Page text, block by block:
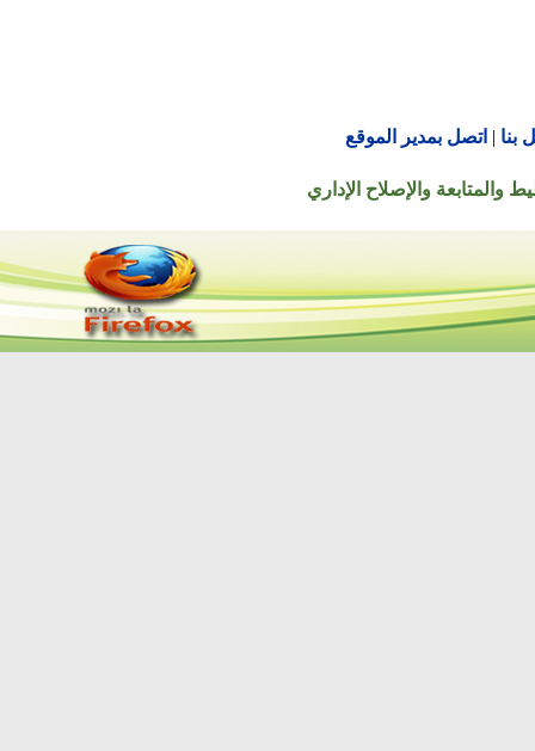
| اتصل بمدير الموقع
والإصلاح الإداري